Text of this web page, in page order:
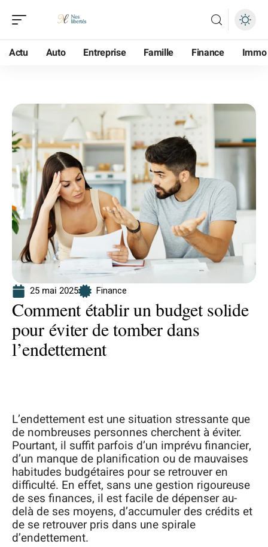
Actu Auto Entreprise Famille Finance Immo
25 mai 2025 Finance
Comment établir un budget solide
pour éviter de tomber dans
l’endettement
L’endettement est une situation stressante que
de nombreuses personnes cherchent à éviter.
Pourtant, il suffit parfois d’un imprévu financier,
d’un manque de planification ou de mauvaises
habitudes budgétaires pour se retrouver en
difficulté. En effet, sans une gestion rigoureuse
de ses finances, il est facile de dépenser au-
delà de ses moyens, d’accumuler des crédits et
de se retrouver pris dans une spirale
d’endettement.